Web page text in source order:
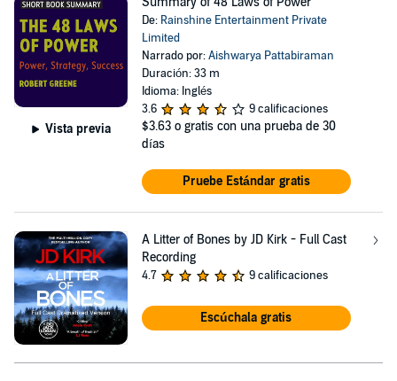
Vista previa
De: Rainshine Entertainment Private
Limited
Narrado por:Aishwarya Pattabiraman
Duración: 33 m
Idioma: Inglés
3.6
9 calificaciones
$3.63 o gratis con una prueba de 30
días
Pruebe Estándar gratis
A Litter of Bones by JD Kirk - Full Cast
Recording
4.7 9 calificaciones
Escúchala gratis